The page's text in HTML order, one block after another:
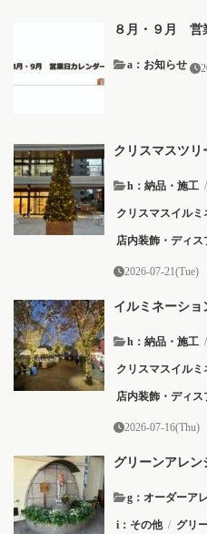
８月・９月 営
a：お知らせ
クリスマスツリ
h：納品・施工 /
クリスマスイルミ
店内装飾・ディス
2026-07-21(Tue)
イルミネーショ
h：納品・施工 /
クリスマスイルミ
店内装飾・ディス
2026-07-16(Thu)
グリーンアレン
g：オーダーア
i：その他 / グリ